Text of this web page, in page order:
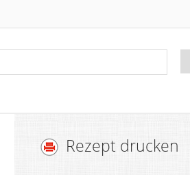
Rezept drucken